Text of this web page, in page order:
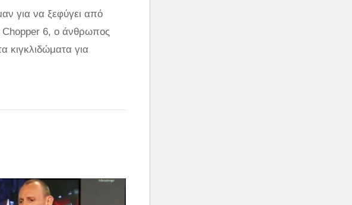
για να ξεφύγει από
Chopper 6, ο άνθρωπος
κιγκλιδώματα για
του κατά την
έφτασε στο σημείο